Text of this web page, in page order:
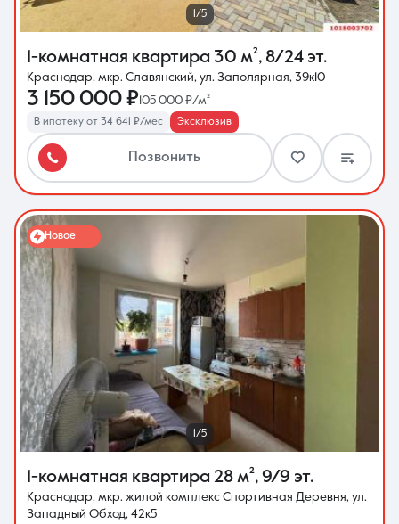
1/5
1-комнатная квартира 30 м², 8/24 эт.
Краснодар, мкр. Славянский, ул. Заполярная, 39к10
3 150 000 ₽105 000 ₽/м²
В ипотеку от 34 641 ₽/мес Эксклюзив
Позвонить
1/5
1-комнатная квартира 28 м², 9/9 эт.
Краснодар, мкр. жилой комплекс Спортивная Деревня, ул.
Западный Обход, 42к5
Новое